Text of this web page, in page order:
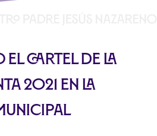
el Cartel de la
2021 en la